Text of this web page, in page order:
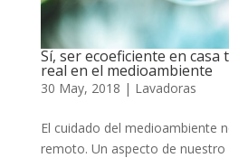
Sí, ser ecoeficiente en
real en el medioambiente
30 May, 2018 | Lavadoras
El cuidado del medioambiente
remoto. Un aspecto de nuestro